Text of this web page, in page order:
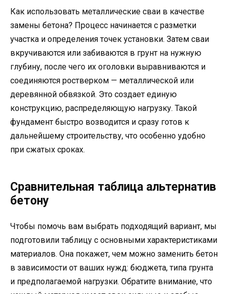
Как использовать металлические сваи в качестве
замены бетона? Процесс начинается с разметки
участка и определения точек установки. Затем сваи
вкручиваются или забиваются в грунт на нужную
глубину, после чего их оголовки выравниваются и
соединяются ростверком — металлической или
деревянной обвязкой. Это создает единую
конструкцию, распределяющую нагрузку. Такой
фундамент быстро возводится и сразу готов к
дальнейшему строительству, что особенно удобно
при сжатых сроках.
Сравнительная таблица альтернатив
бетону
Чтобы помочь вам выбрать подходящий вариант, мы
подготовили таблицу с основными характеристиками
материалов. Она покажет, чем можно заменить бетон
в зависимости от ваших нужд: бюджета, типа грунта
и предполагаемой нагрузки. Обратите внимание, что